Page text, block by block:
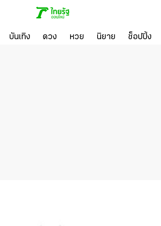
บันเทิง ดวง หวย นิยาย ช็อปปิ้ง